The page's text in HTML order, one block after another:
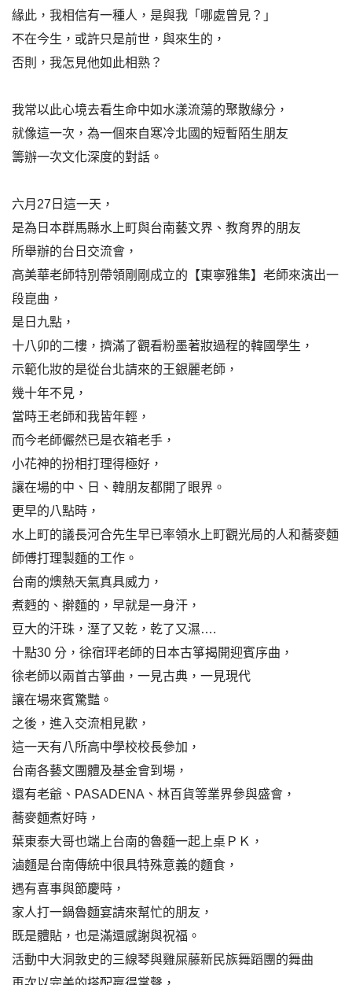
緣此，我相信有一種人，是與我「哪處曾見？」
不在今生，或許只是前世，與來生的，
否則，我怎見他如此相熟？
我常以此心境去看生命中如水漾流蕩的聚散緣分，
就像這一次，為一個來自寒冷北國的短暫陌生朋友
籌辦一次文化深度的對話。
六月27日這一天，
是為日本群馬縣水上町與台南藝文界、教育界的朋友
所舉辦的台日交流會，
高美華老師特別帶領剛剛成立的【東寧雅集】老師來演出一
段崑曲，
是日九點，
十八卯的二樓，擠滿了觀看粉墨著妝過程的韓國學生，
示範化妝的是從台北請來的王銀麗老師，
幾十年不見，
當時王老師和我皆年輕，
而今老師儼然已是衣箱老手，
小花神的扮相打理得極好，
讓在場的中、日、韓朋友都開了眼界。
更早的八點時，
水上町的議長河合先生早已率領水上町觀光局的人和蕎麥麵
師傅打理製麵的工作。
台南的燠熱天氣真具威力，
煮麪的、擀麵的，早就是一身汗，
豆大的汗珠，溼了又乾，乾了又濕….
十點30 分，徐宿玶老師的日本古箏揭開迎賓序曲，
徐老師以兩首古箏曲，一見古典，一見現代
讓在場來賓驚豔。
之後，進入交流相見歡，
這一天有八所高中學校校長參加，
台南各藝文團體及基金會到場，
還有老爺、PASADENA、林百貨等業界參與盛會，
蕎麥麵煮好時，
葉東泰大哥也端上台南的魯麵一起上桌ＰＫ，
滷麵是台南傳統中很具特殊意義的麵食，
遇有喜事與節慶時，
家人打一鍋魯麵宴請來幫忙的朋友，
既是體貼，也是滿還感謝與祝福。
活動中大洞敦史的三線琴與雞屎藤新民族舞蹈團的舞曲